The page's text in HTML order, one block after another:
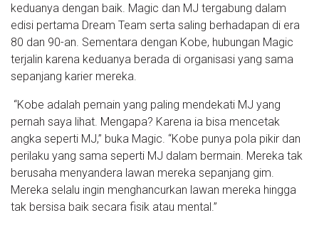
keduanya dengan baik. Magic dan MJ tergabung dalam
edisi pertama Dream Team serta saling berhadapan di era
80 dan 90-an. Sementara dengan Kobe, hubungan Magic
terjalin karena keduanya berada di organisasi yang sama
sepanjang karier mereka.
“Kobe adalah pemain yang paling mendekati MJ yang
pernah saya lihat. Mengapa? Karena ia bisa mencetak
angka seperti MJ,” buka Magic. “Kobe punya pola pikir dan
perilaku yang sama seperti MJ dalam bermain. Mereka tak
berusaha menyandera lawan mereka sepanjang gim.
Mereka selalu ingin menghancurkan lawan mereka hingga
tak bersisa baik secara fisik atau mental.”